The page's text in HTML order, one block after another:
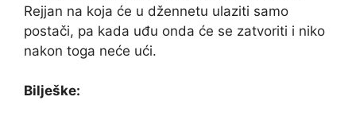
Rejjan na koja će u džennetu ulaziti samo
postači, pa kada uđu onda će se zatvoriti i niko
nakon toga neće ući.
Bilješke: